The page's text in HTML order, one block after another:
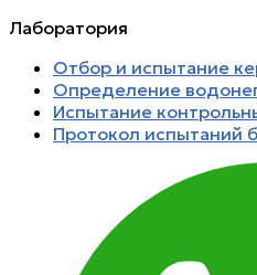
Лаборатория
Отбор и испытание
Определение
Испытание
Протокол испытаний